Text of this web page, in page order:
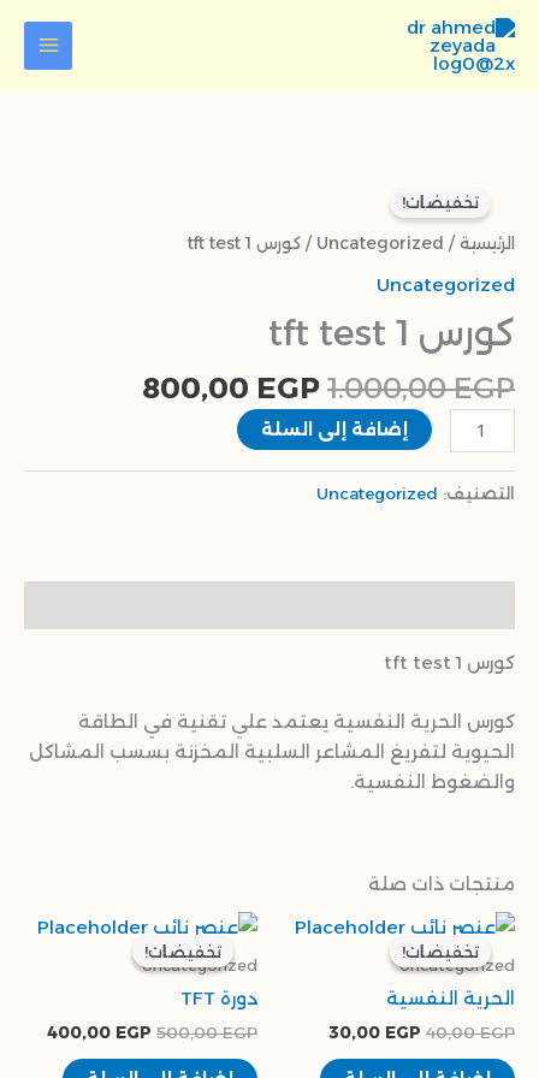
تخطي
إلى
المحتوى
تخفيضات!
الرئيسية /
Uncategorized / كورس tft test 1
Uncategorized
كورس tft test 1
1.000,00EGP
هو:
800,00 EGP
كورس
tft
1
إضافة إلى السلة
التصنيف: Uncategorized
كورس tft test 1
كورس الحرية النفسية يعتمد علي تقنية في الطاقة
الحيوية لتفريغ المشاعر السلبية المخزنة بسسب المشاكل
والضغوط النفسية.
منتجات ذات صلة
تخفيضات!
تخفيضات!
Uncategorized
الحرية النفسية
40,00EGP
السعر
الأصلي
هو:
30,00 EGP
السعر
تخفيضات!
تخفيضات!
Uncategorized
دورة TFT
500,00EGP
السعر
هو:
400,00 EGP
السعر